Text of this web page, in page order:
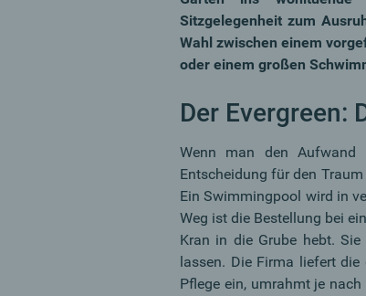
Sitzgelegenheit zum
Wahl zwischen einem
oder einem großen
Der Evergreen:
Wenn man den Aufwand
Entscheidung für den
Ein Swimmingpool wird in
Weg ist die Bestellung bei
Kran in die Grube hebt.
lassen. Die Firma liefert
Pflege ein, umrahmt je